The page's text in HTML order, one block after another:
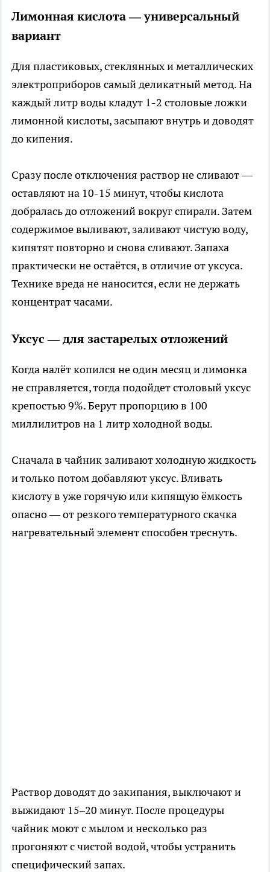
Лимонная кислота — универсальный
вариант
Для пластиковых, стеклянных и металлических
электроприборов самый деликатный метод. На
каждый литр воды кладут 1-2 столовые ложки
лимонной кислоты, засыпают внутрь и доводят
до кипения.
Сразу после отключения раствор не сливают —
оставляют на 10-15 минут, чтобы кислота
добралась до отложений вокруг спирали. Затем
содержимое выливают, заливают чистую воду,
кипятят повторно и снова сливают. Запаха
практически не остаётся, в отличие от уксуса.
Технике вреда не наносится, если не держать
концентрат часами.
Уксус — для застарелых отложений
Когда налёт копился не один месяц и лимонка
не справляется, тогда подойдет столовый уксус
крепостью 9%. Берут пропорцию в 100
миллилитров на 1 литр холодной воды.
Сначала в чайник заливают холодную жидкость
и только потом добавляют уксус. Вливать
кислоту в уже горячую или кипящую ёмкость
опасно — от резкого температурного скачка
нагревательный элемент способен треснуть.
Раствор доводят до закипания, выключают и
выжидают 15–20 минут. После процедуры
чайник моют с мылом и несколько раз
прогоняют с чистой водой, чтобы устранить
специфический запах.